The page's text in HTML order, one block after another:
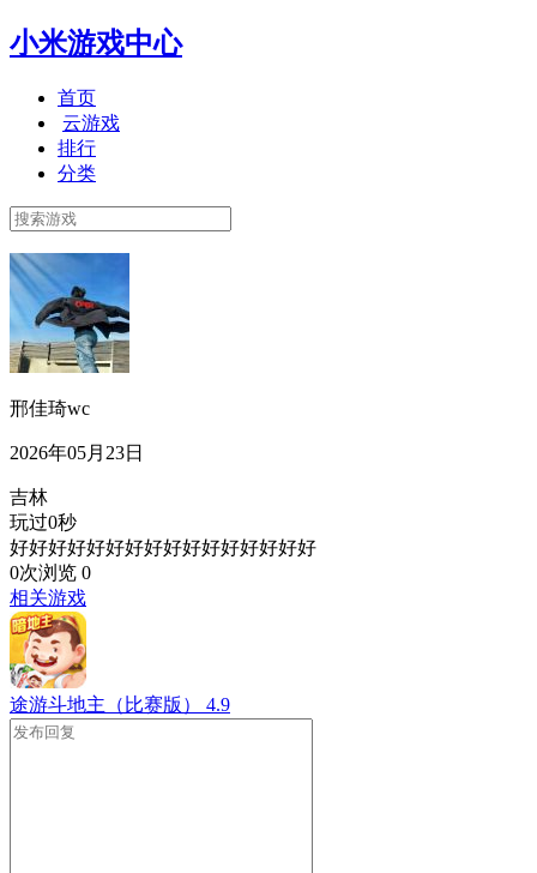
小米游戏中心
首页
云游戏
排行
分类
邢佳琦wc
2026年05月23日
吉林
玩过0秒
好好好好好好好好好好好好好好好好
0次浏览 0
相关游戏
途游斗地主（比赛版） 4.9